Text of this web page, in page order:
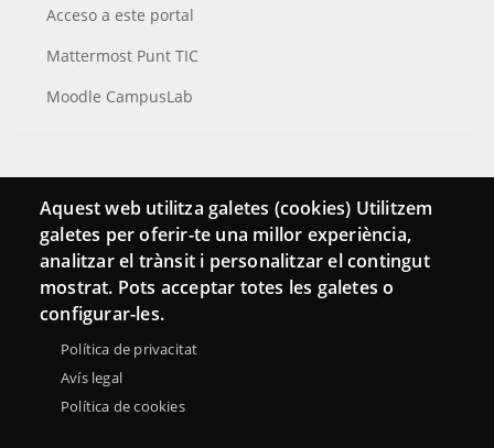
Acceso a este portal
Mattermost Punt TIC
Moodle CampusLab
Conecta
Contacto
Hemeroteca
Aquest web utilitza galetes (cookies) Utilitzem
galetes per oferir-te una millor experiència,
analitzar el trànsit i personalitzar el contingut
mostrat. Pots acceptar totes les galetes o
configurar-les.
Política de privacitat
Avís legal
Política de cookies